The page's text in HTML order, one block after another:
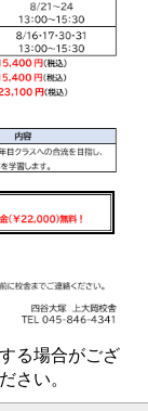
る場合がござ
さい。